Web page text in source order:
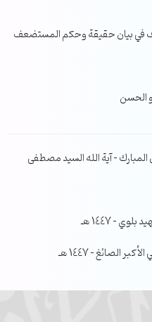
في بيان حقيقة وحكم المستضعف
الحسن
– آية الله السيد مصطفى
– 1447 هـ
الصائغ – 1447 هـ